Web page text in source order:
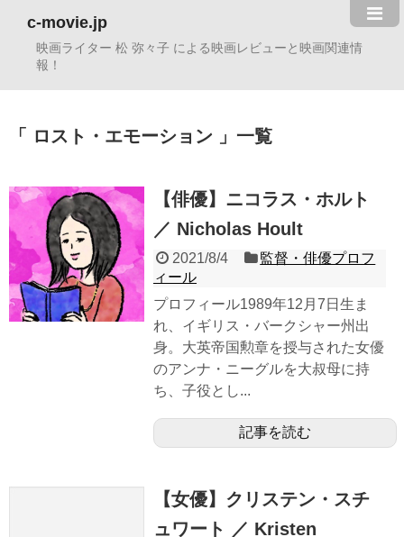
c-movie.jp
映画ライター 松 弥々子 による映画レビューと映画関連情
報！
ロスト・エモーション 一覧
【俳優】ニコラス・ホルト
／ Nicholas Hoult
2021/8/4
監督・俳優プロフ
ィール
プロフィール1989年12月7日生ま
れ、イギリス・バークシャー州出
身。大英帝国勲章を授与された女優
のアンナ・ニーグルを大叔母に持
ち、子役とし...
記事を読む
【女優】クリステン・スチ
ュワート ／ Kristen